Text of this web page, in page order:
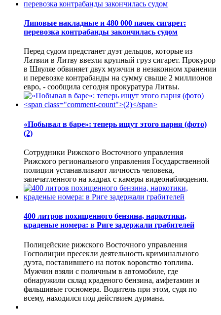
Липовые накладные и 480 000 пачек сигарет:
перевозка контрабанды закончилась судом
Перед судом предстанет дуэт дельцов, которые из
Латвии в Литву ввезли крупный груз сигарет. Прокурор
в Шяуляе обвиняет двух мужчин в незаконном хранении
и перевозке контрабанды на сумму свыше 2 миллионов
евро, - сообщила сегодня прокуратура Литвы.
«Побывал в баре»: теперь ищут этого парня (фото)
(2)
Сотрудники Рижского Восточного управления
Рижского регионального управления Государственной
полиции устанавливают личность человека,
запечатленного на кадрах с камеры видеонаблюдения.
400 литров похищенного бензина, наркотики,
краденые номера: в Риге задержали грабителей
Полицейские рижского Восточного управления
Госполиции пресекли деятельность криминального
дуэта, поставившего на поток воровство топлива.
Мужчин взяли с поличным в автомобиле, где
обнаружили склад краденого бензина, амфетамин и
фальшивые госномера. Водитель при этом, судя по
всему, находился под действием дурмана.